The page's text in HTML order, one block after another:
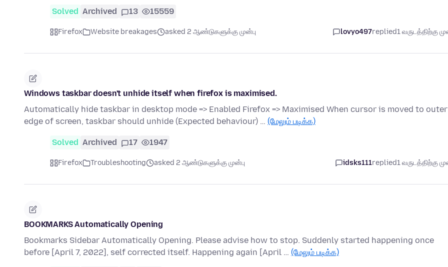
Solved Archived 13 15559
Firefox Website breakages asked 2 ஆண்டுகளுக்கு முன்பு lovyo497replied1 வருடத்திற்கு
Windows taskbar doesn't unhide itself when firefox is maximised.
Automatically hide taskbar in desktop mode => Enabled Firefox => Maximised When cursor is moved to outer
edge of screen, taskbar should unhide (Expected behaviour) … (மேலும் படிக்க)
Solved Archived 17 1947
Firefox Troubleshooting asked 2 ஆண்டுகளுக்கு முன்பு idsks111replied1 வருடத்திற்கு
BOOKMARKS Automatically Opening
Bookmarks Sidebar Automatically Opening. Please advise how to stop. Suddenly started happening once
before [April 7, 2022], self corrected itself. Happening again [April … (மேலும் படிக்க)